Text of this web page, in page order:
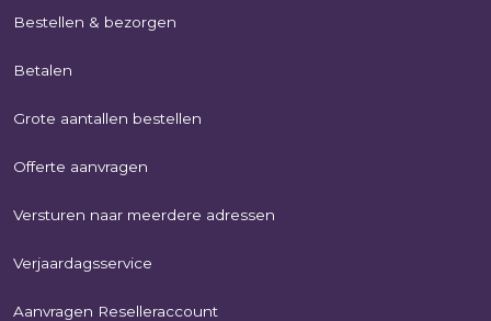
Bestellen & bezorgen
Betalen
Grote aantallen bestellen
Offerte aanvragen
Versturen naar meerdere adressen
Verjaardagsservice
Aanvragen Reselleraccount